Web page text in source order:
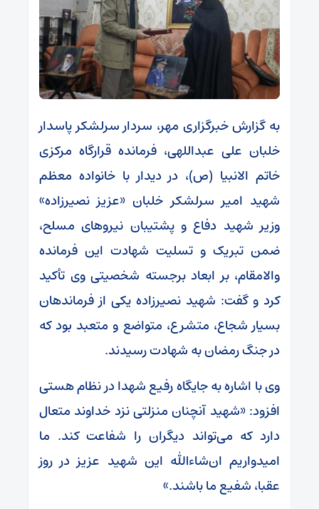
به گزارش خبرگزاری مهر، سردار سرلشکر پاسدار
خلبان علی عبداللهی، فرمانده قرارگاه مرکزی
خاتم الانبیا (ص)، در دیدار با خانواده معظم
شهید امیر سرلشکر خلبان «عزیز نصیرزاده»
وزیر شهید دفاع و پشتیبان نیروهای مسلح،
ضمن تبریک و تسلیت شهادت این فرمانده
والامقام، بر ابعاد برجسته شخصیتی وی تأکید
کرد و گفت: شهید نصیرزاده یکی از فرماندهان
بسیار شجاع، متشرع، متواضع و متعبد بود که
در جنگ رمضان به شهادت رسیدند.
وی با اشاره به جایگاه رفیع شهدا در نظام هستی
افزود: «شهید آنچنان منزلتی نزد خداوند متعال
دارد که می‌تواند دیگران را شفاعت کند. ما
امیدواریم ان‌شاءالله این شهید عزیز در روز
عقبا، شفیع ما باشند.»